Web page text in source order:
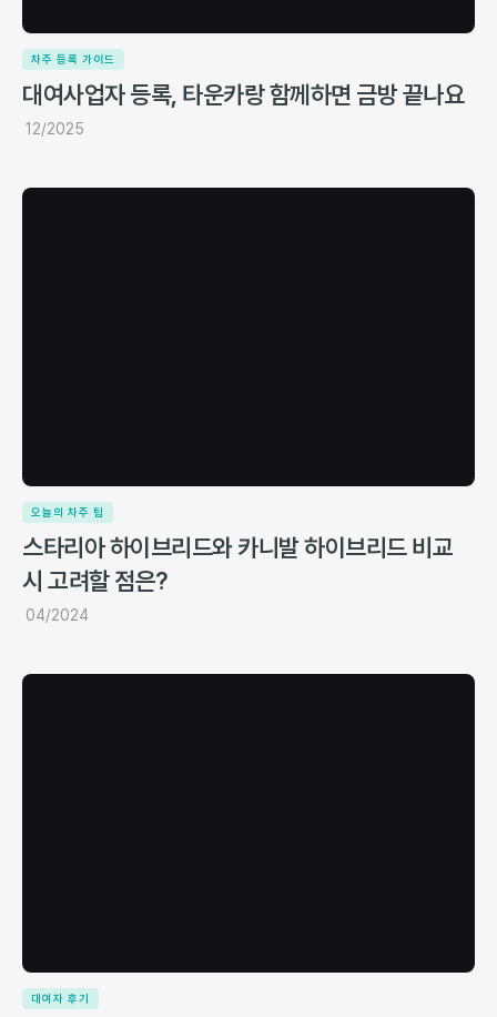
차주 등록 가이드
대여사업자 등록, 타운카랑 함께하면 금방 끝나요
12/2025
오늘의 차주 팁
스타리아 하이브리드와 카니발 하이브리드 비교
시 고려할 점은?
04/2024
대여자 후기